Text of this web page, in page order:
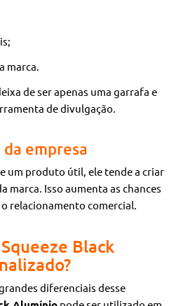
marca.
de ser apenas uma garrafa e
de divulgação.
empresa
um produto útil, ele tende a criar
marca. Isso aumenta as chances
relacionamento comercial.
Black
diferenciais desse